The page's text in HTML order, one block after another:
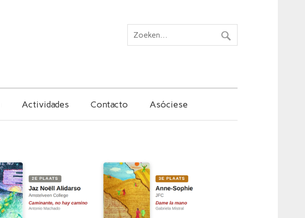
Actividades Contacto Asóciese